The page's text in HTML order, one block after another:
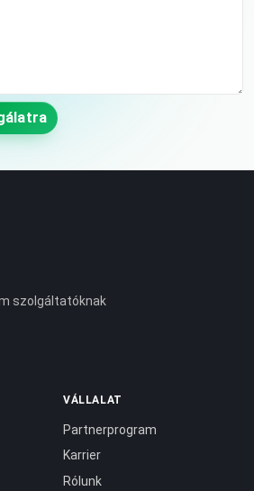
szolgáltatóknak
VÁLLALAT
Partnerprogram
Karrier
Rólunk